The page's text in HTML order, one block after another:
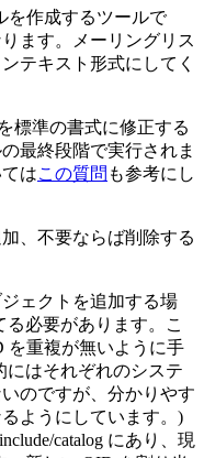
を作成するツールで
ます。メーリングリス
テキスト形式にしてく
標準の書式に修正する
最終段階で実行されま
はこの質問 も参考にし
、不要ならば削除する
ェクトを追加する場
必要があります。こ
を重複が無いように手
にはそれぞれのシステ
のですが、分かりやす
ようにしています。)
catalog にあり、現